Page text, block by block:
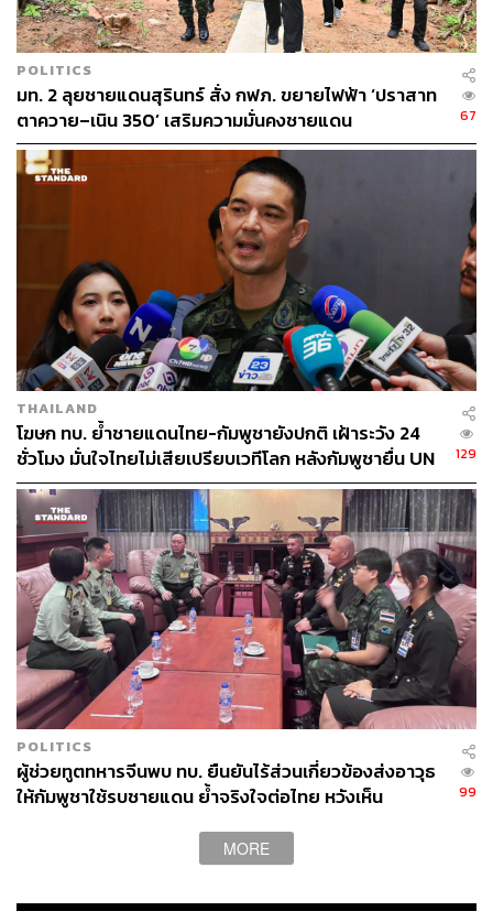
ฐานิส สุดโต
บรรณาธิการภาพ ประจำสำนักข่าว THE
STANDARD
POLITICS
มท. 2 ลุยชายแดนสุรินทร์ สั่ง กฟภ. ขยายไฟฟ้า ‘ปราสาท
ตาควาย–เนิน 350’ เสริมความมั่นคงชายแดน
67
THAILAND
โฆษก ทบ. ย้ำชายแดนไทย-กัมพูชายังปกติ เฝ้าระวัง 24
ชั่วโมง มั่นใจไทยไม่เสียเปรียบเวทีโลก หลังกัมพูชายื่น UN
รับรอง MOU43
129
POLITICS
ผู้ช่วยทูตทหารจีนพบ ทบ. ยืนยันไร้ส่วนเกี่ยวข้องส่งอาวุธ
ให้กัมพูชาใช้รบชายแดน ย้ำจริงใจต่อไทย หวังเห็น
99
MORE